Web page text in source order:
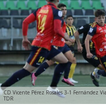
CD Vicente Pérez Rosales 3-1 Fernández
TDR